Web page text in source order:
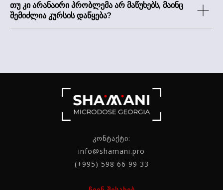
თუ კი არანაირი პრობლემა არ მაწუხებს, მაინც
შემიძლია კურსის დაწყება?
კონტაქტი:
info@shamani.pro
(+995) 598 66 99 33